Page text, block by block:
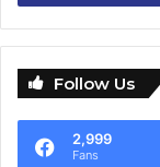
Follow Us
2,999
Fans